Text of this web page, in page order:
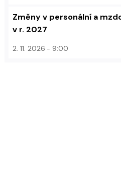
Změny v personální a
v r. 2027
2. 11. 2026 9:00